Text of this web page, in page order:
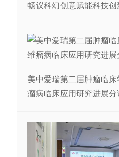
畅议科幻创意赋能科技创
美中爱瑞第二届肿瘤临
瘤病临床应用研究进展